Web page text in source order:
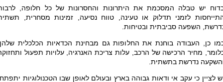
יש טבלה המסכמת את היתרונות והחסרונות של כל חלופה,
לזמני תדלוק או טעינה, טווח נסיעה, זמינות מסחרית,
השפעה סביבתית ובטיחות.
כן, העבודה בוחנת את החלופות גם מבחינת הכדאיות הכלכלית
מחיר הרכישה של הרכב, עלות צריכת האנרגיה, עלויות תפעול
נדרשת בתשתית.
לציין כי עקב אי ודאות גבוהה בארץ ובעולם לאופן שבו הטכנולוגיות